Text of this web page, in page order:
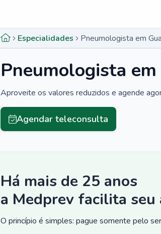
Especialidades Pneumologista em
Pneumologista
Aproveite os valores reduzidos e agende
Agendar teleconsulta
Há mais de 25 anos
a Medprev facilita seu
O princípio é simples: pague somente pelo